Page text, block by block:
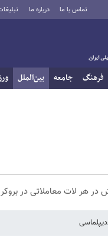
تماس با ما درباره ما
فرهنگ جامعه بین‌الملل
دیپلماسی